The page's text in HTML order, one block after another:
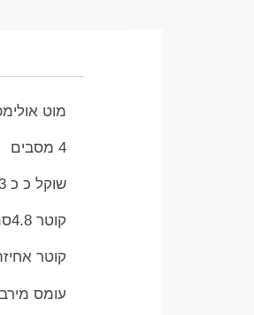
מוט אולימפי 1.5 מטר
4 מסבים
שוקל כ כ 13 קג
קוטר 4.8סמ
קוטר אחיזה 28
עומס מירבי